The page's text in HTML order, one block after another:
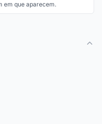
em que aparecem.